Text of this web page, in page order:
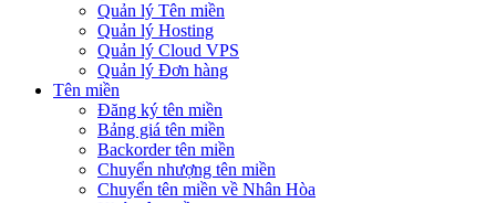
Quản lý Tên miền
Quản lý Hosting
Quản lý Cloud VPS
Quản lý Đơn hàng
Tên miền
Đăng ký tên miền
Bảng giá tên miền
Backorder tên miền
Chuyển nhượng tên miền
Chuyển tên miền về Nhân Hòa